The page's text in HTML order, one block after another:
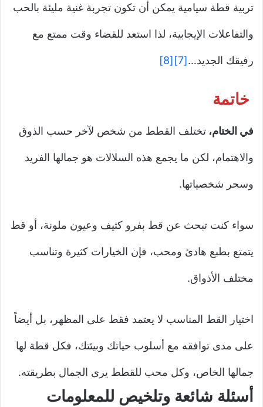
تربية قطة سيامية يمكن أن تكون تجربة غنية مليئة بالحب
والتفاعلات الإيجابية، لذا استعد للقضاء وقت ممتع مع
رفيقك الجديد…[7]
[8]
خاتمة
في الختام، تختلف القطط من شخص لآخر حسب الذوق
والاهتمام، لكن ما يجمع هذه السلالات هو جمالها الفريد
وسحر شخصياتها.
سواء كنت تبحث عن قط بفرو كثيف وعيون ملونة، أو قط
يتمتع بطبع هادئ ومحب، فإن الخيارات كثيرة وتناسب
مختلف الأذواق.
اختيار القط المناسب لا يعتمد فقط على المظهر، بل أيضاً
على مدى توافقه مع أسلوب حياتك وبيئتك، فكل قطة لها
جمالها الخاص، وكل محب للقطط يرى الجمال بطريقته.
أسئلة شائعة وتلخيص للمعلومات